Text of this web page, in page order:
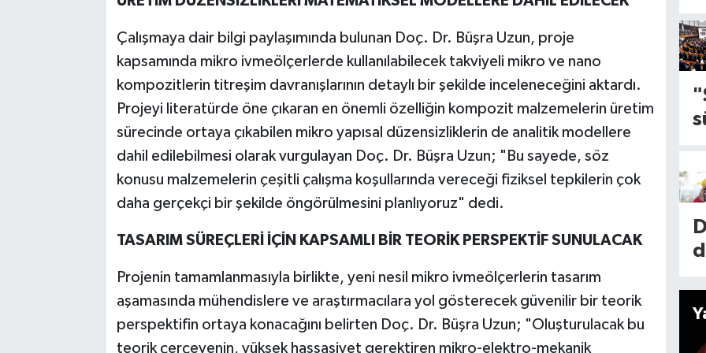
Çalışmaya dair bilgi paylaşımında bulunan Doç. Dr. Büşra Uzun, proje
kapsamında mikro ivmeölçerlerde kullanılabilecek takviyeli mikro ve nano
kompozitlerin titreşim davranışlarının detaylı bir şekilde inceleneceğini aktardı.
Projeyi literatürde öne çıkaran en önemli özelliğin kompozit malzemelerin üretim
sürecinde ortaya çıkabilen mikro yapısal düzensizliklerin de analitik modellere
dahil edilebilmesi olarak vurgulayan Doç. Dr. Büşra Uzun; "Bu sayede, söz
konusu malzemelerin çeşitli çalışma koşullarında vereceği fiziksel tepkilerin çok
daha gerçekçi bir şekilde öngörülmesini planlıyoruz" dedi.
TASARIM SÜREÇLERİ İÇİN KAPSAMLI BİR TEORİK PERSPEKTİF SUNULACAK
Projenin tamamlanmasıyla birlikte, yeni nesil mikro ivmeölçerlerin tasarım
aşamasında mühendislere ve araştırmacılara yol gösterecek güvenilir bir teorik
perspektifin ortaya konacağını belirten Doç. Dr. Büşra Uzun; "Oluşturulacak bu
teorik çerçevenin, yüksek hassasiyet gerektiren mikro-elektro-mekanik